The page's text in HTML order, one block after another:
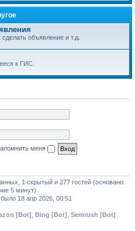
объявление и т.д.
к ГИС.
меня
1 скрытый и 277 гостей (основано
5 минут)
18 апр 2026, 00:51
[Bot] Bing [Bot] Semrush [Bot]